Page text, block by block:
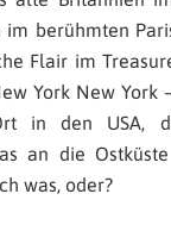
berühmten
Flair im
York New York
in den USA,
an die
was, oder?